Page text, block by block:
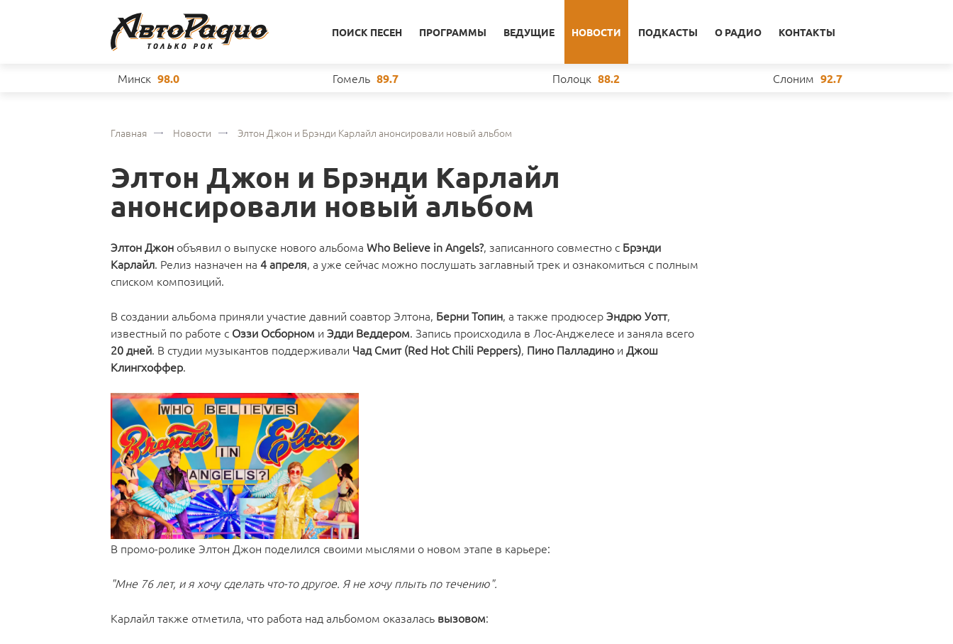
ПОИСК ПЕСЕН ПРОГРАММЫ ВЕДУЩИЕ НОВОСТИ ПОДКАСТЫ О РАДИО КОНТАКТЫ
Минск 98.0 Гомель 89.7 Полоцк 88.2 Слоним 92.7
Главная Новости Элтон Джон и Брэнди Карлайл анонсировали новый альбом
Элтон Джон и Брэнди Карлайл
анонсировали новый альбом
Элтон Джон объявил о выпуске нового альбома Who Believe in Angels?, записанного совместно с Брэнди
Карлайл. Релиз назначен на 4 апреля, а уже сейчас можно послушать заглавный трек и ознакомиться с полным
списком композиций.
В создании альбома приняли участие давний соавтор Элтона, Берни Топин, а также продюсерЭндрю Уотт,
известный по работе с Оззи Осборном и Эдди Веддером. Запись происходила в Лос-Анджелесе и заняла всего
20 дней. В студии музыкантов поддерживали Чад Смит (Red Hot Chili Peppers), Пино Палладино и Джош
Клингхоффер.
В промо-ролике Элтон Джон поделился своими мыслями о новом этапе в карьере:
"Мне 76 лет, и я хочу сделать что-то другое. Я не хочу плыть по течению".
Карлайл также отметила, что работа над альбомом оказалась вызовом: